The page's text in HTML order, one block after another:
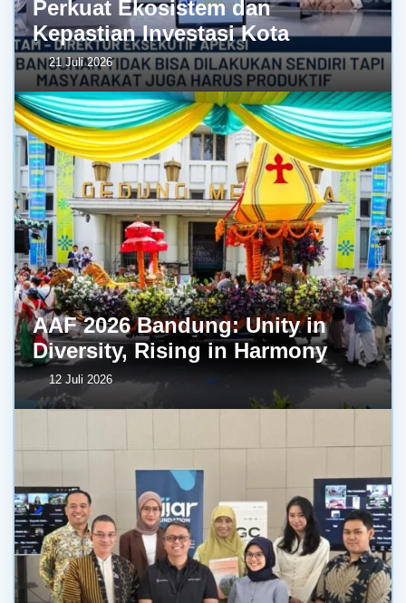
Perkuat Ekosistem dan
Kepastian Investasi Kota
21 Juli 2026
AAF 2026 Bandung: Unity in
Diversity, Rising in Harmony
12 Juli 2026